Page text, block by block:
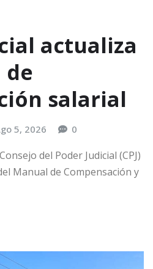
actualiza
de
salarial
5, 2026 0
del Poder Judicial (CPJ)
Manual de Compensación y